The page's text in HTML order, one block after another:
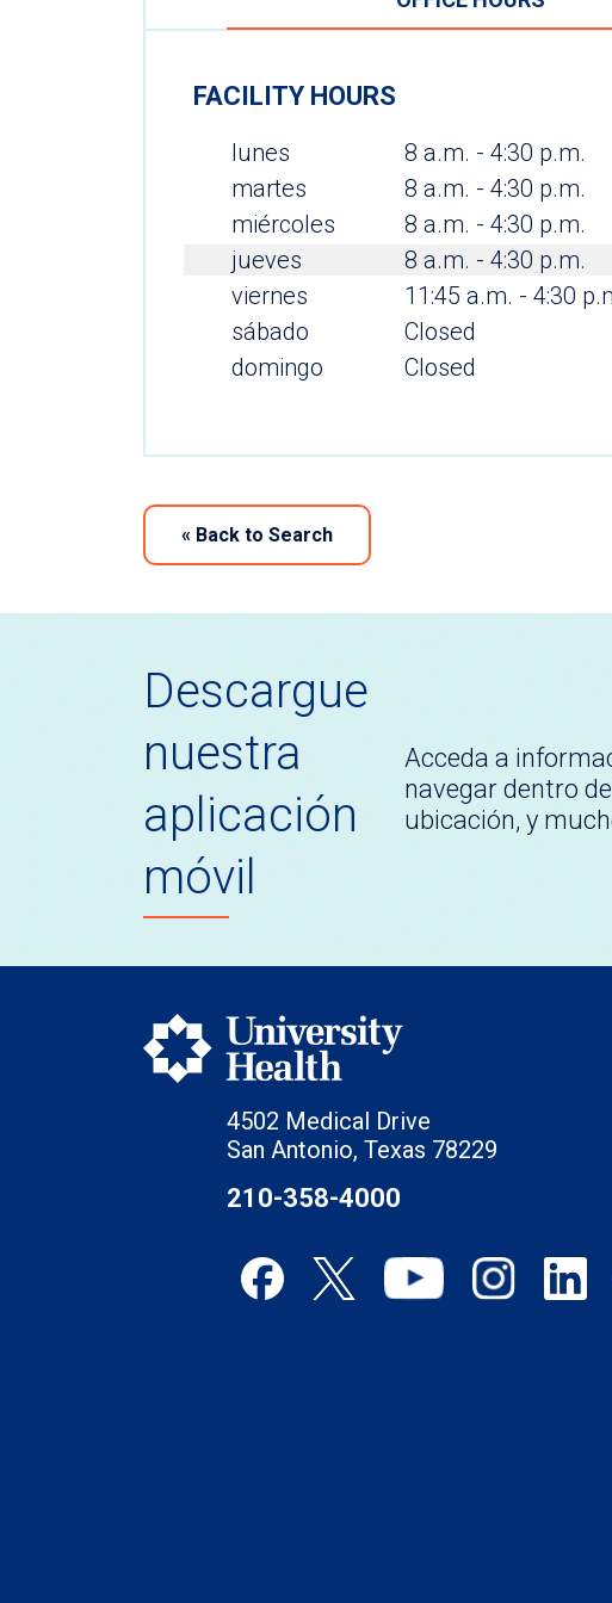
FACILITY HOURS
lunes
8 a.m. - 4:30 p.m.
martes
8 a.m. - 4:30 p.m.
miércoles
8 a.m. - 4:30 p.m.
jueves
8 a.m. - 4:30 p.m.
viernes
11:45 a.m. - 4:30
sábado
Closed
domingo
Closed
« Back to Search
Descargue
nuestra
aplicación
móvil
Acceda a
navegar dentro
ubicación, y
4502 Medical Drive
San Antonio, Texas 78229
210-358-4000